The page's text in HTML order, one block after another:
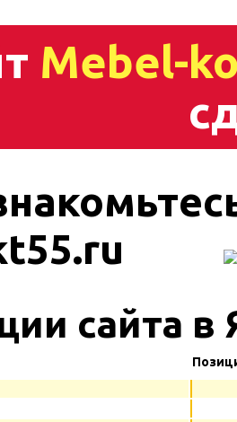
Mebel-
сайта